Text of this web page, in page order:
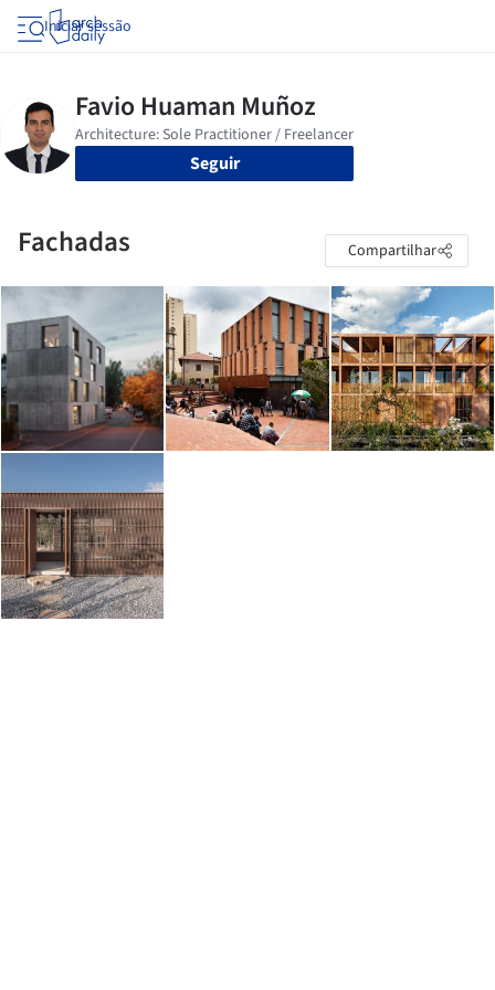
Iniciar sessão
Seguir
Fachadas Compartilhar